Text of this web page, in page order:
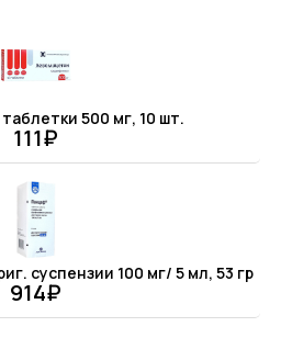
500 мг, 10 шт.
111₽
суспензии 100 мг/ 5 мл, 53 гр
914₽